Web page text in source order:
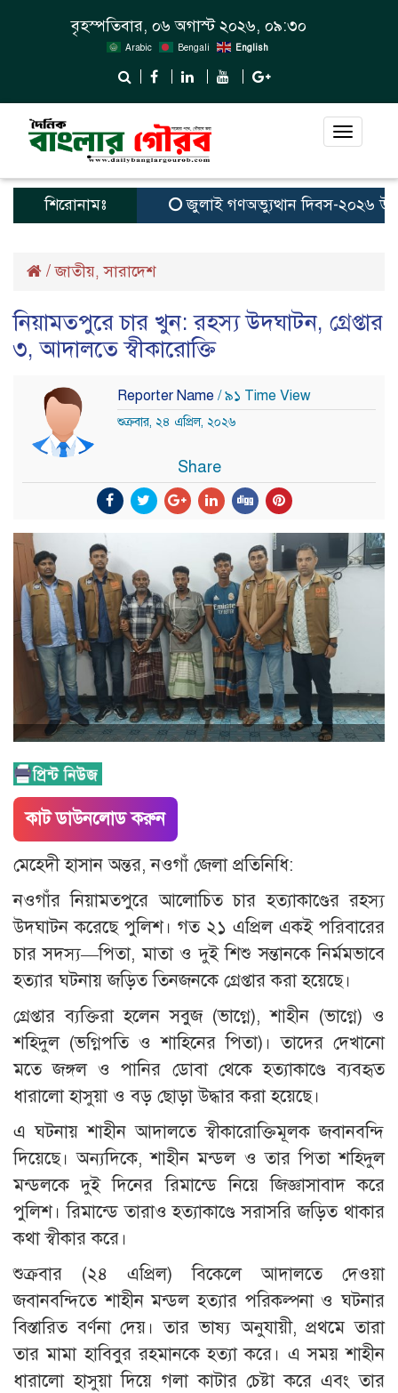
বৃহস্পতিবার, ০৬ অগাস্ট ২০২৬, ০৯:৩০
Arabic Bengali English
Toggle
শিরোনামঃ জুলাই গণঅভ্যুত্থান দিবস-২০২৬
/জাতীয়,সারাদেশ
নিয়ামতপুরে চার খুন: রহস্য উদঘাটন, গ্রেপ্তার
৩, আদালতে স্বীকারোক্তি
Reporter Name / ৯১ Time View
শুক্রবার, ২৪ এপ্রিল, ২০২৬
Share
কাট ডাউনলোড করুন
মেহেদী হাসান অন্তর, নওগাঁ জেলা প্রতিনিধি:
নওগাঁর নিয়ামতপুরে আলোচিত চার হত্যাকাণ্ডের রহস্য
উদঘাটন করেছে পুলিশ। গত ২১ এপ্রিল একই পরিবারের
চার সদস্য—পিতা, মাতা ও দুই শিশু সন্তানকে নির্মমভাবে
হত্যার ঘটনায় জড়িত তিনজনকে গ্রেপ্তার করা হয়েছে।
গ্রেপ্তার ব্যক্তিরা হলেন সবুজ (ভাগ্নে), শাহীন (ভাগ্নে) ও
শহিদুল (ভগ্নিপতি ও শাহিনের পিতা)। তাদের দেখানো
মতে জঙ্গল ও পানির ডোবা থেকে হত্যাকাণ্ডে ব্যবহৃত
ধারালো হাসুয়া ও বড় ছোড়া উদ্ধার করা হয়েছে।
এ ঘটনায় শাহীন আদালতে স্বীকারোক্তিমূলক জবানবন্দি
দিয়েছে। অন্যদিকে, শাহীন মন্ডল ও তার পিতা শহিদুল
মন্ডলকে দুই দিনের রিমান্ডে নিয়ে জিজ্ঞাসাবাদ করে
পুলিশ। রিমান্ডে তারাও হত্যাকাণ্ডে সরাসরি জড়িত থাকার
কথা স্বীকার করে।
শুক্রবার (২৪ এপ্রিল) বিকেলে আদালতে দেওয়া
জবানবন্দিতে শাহীন মন্ডল হত্যার পরিকল্পনা ও ঘটনার
বিস্তারিত বর্ণনা দেয়। তার ভাষ্য অনুযায়ী, প্রথমে তারা
তার মামা হাবিবুর রহমানকে হত্যা করে। এ সময় শাহীন
ধারালো হাসুয়া দিয়ে গলা কাটার চেষ্টা করে এবং তার